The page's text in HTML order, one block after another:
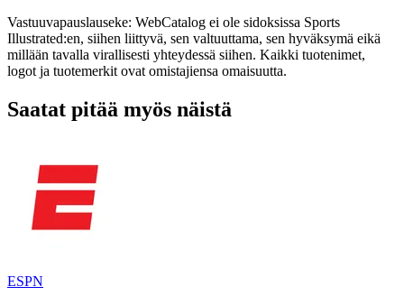
Vastuuvapauslauseke: WebCatalog ei ole sidoksissa Sports
Illustrated:en, siihen liittyvä, sen valtuuttama, sen hyväksymä eikä
millään tavalla virallisesti yhteydessä siihen. Kaikki tuotenimet,
logot ja tuotemerkit ovat omistajiensa omaisuutta.
Saatat pitää myös näistä
ESPN